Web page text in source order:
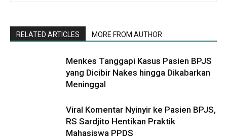
RELATED ARTICLES MORE FROM AUTHOR
Menkes Tanggapi Kasus Pasien BPJS
yang Dicibir Nakes hingga Dikabarkan
Meninggal
Viral Komentar Nyinyir ke Pasien BPJS,
RS Sardjito Hentikan Praktik
Mahasiswa PPDS